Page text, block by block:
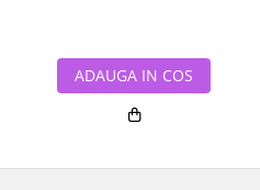
ADAUGA IN COS